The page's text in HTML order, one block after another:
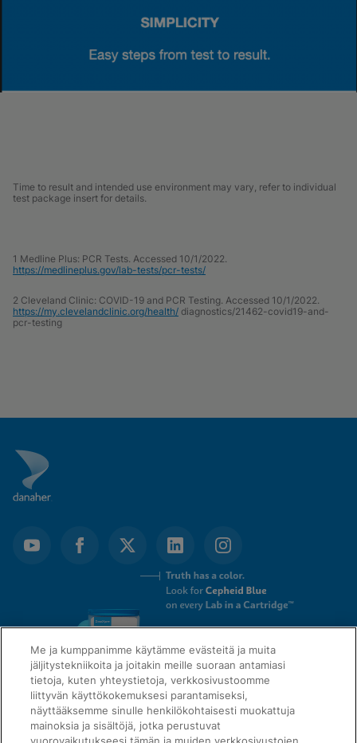
Time to result and intended use environment may vary, refer to individual
test package insert for details.
1 Medline Plus: PCR Tests. Accessed 10/1/2022.
https://medlineplus.gov/lab-tests/pcr-tests/
2 Cleveland Clinic: COVID-19 and PCR Testing. Accessed 10/1/2022.
https://my.clevelandclinic.org/health/ diagnostics/21462-covid19-and-
pcr-testing
QUICK LINKS
Me ja kumppanimme käytämme evästeitä ja muita
jäljitystekniikoita ja joitakin meille suoraan antamiasi
tietoja, kuten yhteystietoja, verkkosivustoomme
liittyvän käyttökokemuksesi parantamiseksi,
näyttääksemme sinulle henkilökohtaisesti muokattuja
mainoksia ja sisältöjä, jotka perustuvat